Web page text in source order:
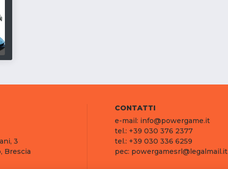
3
Brescia
CONTATTI
e-mail: info@powergame.it
tel.: +39 030 376 2377
tel.: +39 030 336 6259
pec: powergamesrl@legalmail.it